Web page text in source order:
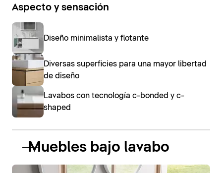
Aspecto y sensación
Diseño minimalista y flotante
Diversas superficies para una mayor libertad
de diseño
Lavabos con tecnología c-bonded y c-
shaped
Muebles bajo lavabo